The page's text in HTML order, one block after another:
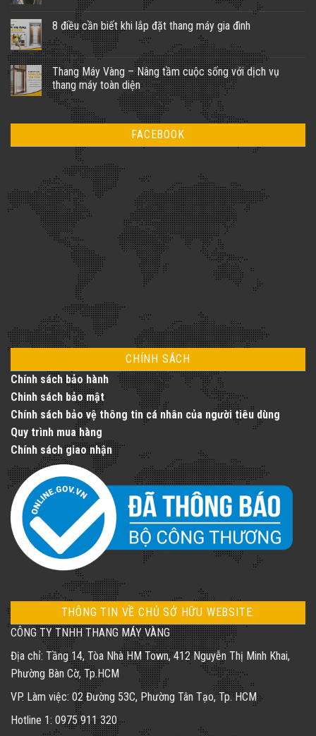
thang
máy
gia
đình
–
Quy
trình
thực
hiện
chuẩn
luận
ở
Danh
mục
bảo
trì
thang
máy
8 điều cần biết khi lắp đặt thang máy gia đình
Không
có
bình
luận
ở
8
điều
cần
khi
đình
Thang Máy Vàng – Nâng tầm cuộc sống với dịch vụ
thang máy toàn diện
Không
Thang
Nâng
tầm
cuộc
sống
với
dịch
vụ
thang
FACEBOOK
CHÍNH SÁCH
Chính sách bảo hành
Chinh sách bảo mật
Chính sách bảo vệ thông tin cá nhân của người tiêu dùng
Quy trình mua hàng
Chính sách giao nhận
THÔNG TIN VỀ CHỦ SỞ HỮU WEBSITE:
CÔNG TY TNHH THANG MÁY VÀNG
Địa chỉ: Tầng 14, Tòa Nhà HM Town, 412 Nguyễn Thị Minh Khai,
Phường Bàn Cờ, Tp.HCM
VP. Làm việc: 02 Đường 53C, Phường Tân Tạo, Tp. HCM
Hotline 1: 0975 911 320